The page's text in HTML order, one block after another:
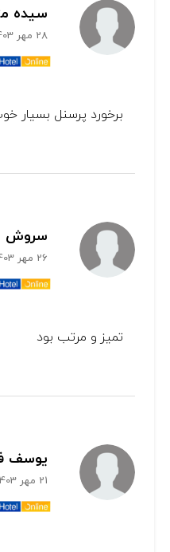
سیده
28 مهر 1403
برخورد پرسنل بسیار
سروش
26 مهر 1403
تمیز و مرتب بود
یوسف
21 مهر 1403